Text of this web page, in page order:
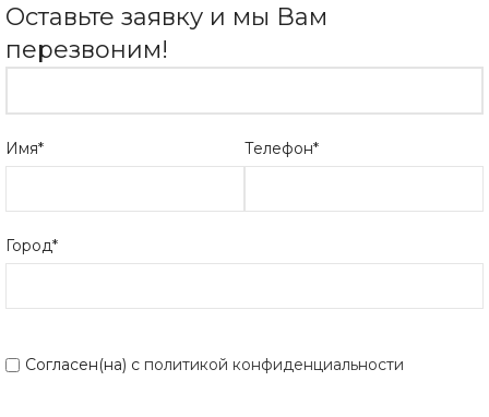
Оставьте заявку и мы Вам
перезвоним!
Имя* Телефон*
Город*
Согласен(на) с политикой конфиденциальности